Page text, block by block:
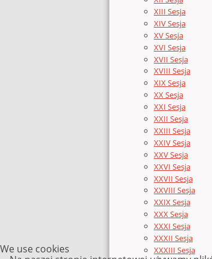
XIII Sesja
XIV Sesja
XV Sesja
XVI Sesja
XVII Sesja
XVIII Sesja
XIX Sesja
XX Sesja
XXI Sesja
XXII Sesja
XXIII Sesja
XXIV Sesja
XXV Sesja
XXVI Sesja
XXVII Sesja
XXVIII Sesja
XXIX Sesja
XXX Sesja
XXXI Sesja
XXXII Sesja
XXXIII Sesja
We use cookies